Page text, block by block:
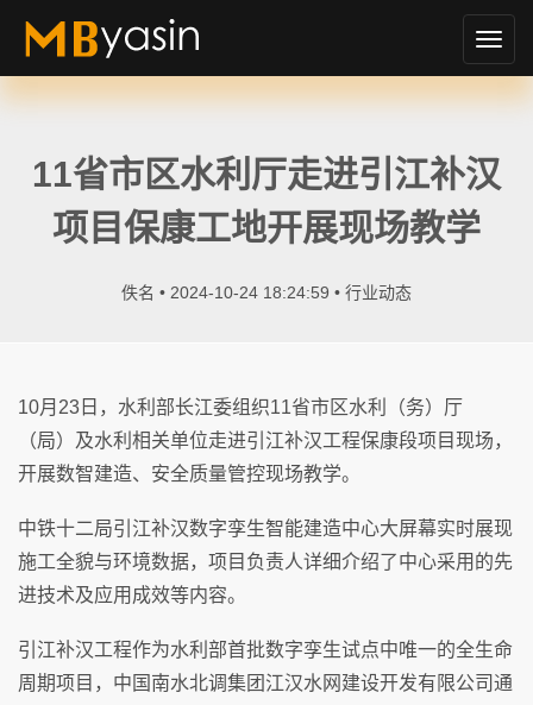
切
换
11省市区水利厅走进引江补汉
项目保康工地开展现场教学
佚名 • 2024-10-24 18:24:59 • 行业动态
10月23日，水利部长江委组织11省市区水利（务）厅
（局）及水利相关单位走进引江补汉工程保康段项目现场，
开展数智建造、安全质量管控现场教学。
中铁十二局引江补汉数字孪生智能建造中心大屏幕实时展现
施工全貌与环境数据，项目负责人详细介绍了中心采用的先
进技术及应用成效等内容。
引江补汉工程作为水利部首批数字孪生试点中唯一的全生命
周期项目，中国南水北调集团江汉水网建设开发有限公司通